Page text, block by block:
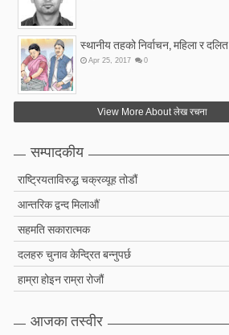
स्थानीय तहको निर्वाचन, महिला र दलित
Apr 25 2017 0
फेरि अर्को गलत सहमति
View More About लेख रचना
सम्पादकीय
राष्ट्रियताविरुद्ध चक्रव्यूह तोडौं
आन्तरिक द्वन्द मिलाऔं
सहमति सकारात्मक
दलहरु चुनाव केन्द्रित बन्नुपर्छ
हाम्रा होइन राम्रा रोजौं
आजका तस्वीर